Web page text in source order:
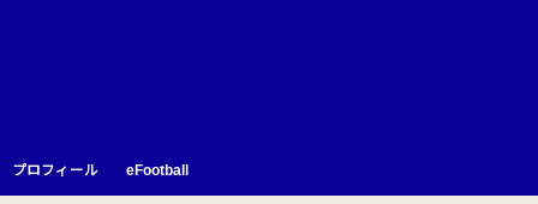
プロフィール eFootball